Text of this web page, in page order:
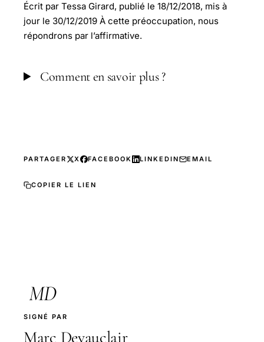
Écrit par Tessa Girard, publié le 18/12/2018, mis à
jour le 30/12/2019 À cette préoccupation, nous
répondrons par l’affirmative.
Comment en savoir plus ?
PARTAGER X FACEBOOK LINKEDIN EMAIL
COPIER LE LIEN
MD
SIGNÉ PAR
Marc Devauclair